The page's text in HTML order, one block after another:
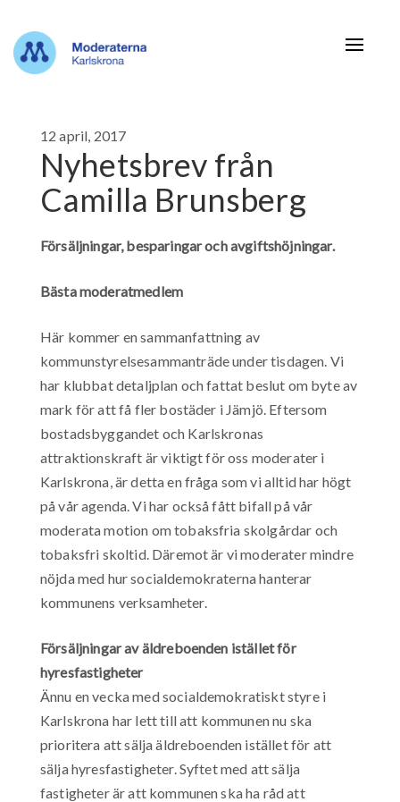
12 april, 2017
Nyhetsbrev från
Camilla Brunsberg
Försäljningar, besparingar och avgiftshöjningar.
Bästa moderatmedlem
Här kommer en sammanfattning av
kommunstyrelsesammanträde under tisdagen. Vi
har klubbat detaljplan och fattat beslut om byte av
mark för att få fler bostäder i Jämjö. Eftersom
bostadsbyggandet och Karlskronas
attraktionskraft är viktigt för oss moderater i
Karlskrona, är detta en fråga som vi alltid har högt
på vår agenda. Vi har också fått bifall på vår
moderata motion om tobaksfria skolgårdar och
tobaksfri skoltid. Däremot är vi moderater mindre
nöjda med hur socialdemokraterna hanterar
kommunens verksamheter.
Försäljningar av äldreboenden istället för
hyresfastigheter
Ännu en vecka med socialdemokratiskt styre i
Karlskrona har lett till att kommunen nu ska
prioritera att sälja äldreboenden istället för att
sälja hyresfastigheter. Syftet med att sälja
fastigheter är att kommunen ska ha råd att